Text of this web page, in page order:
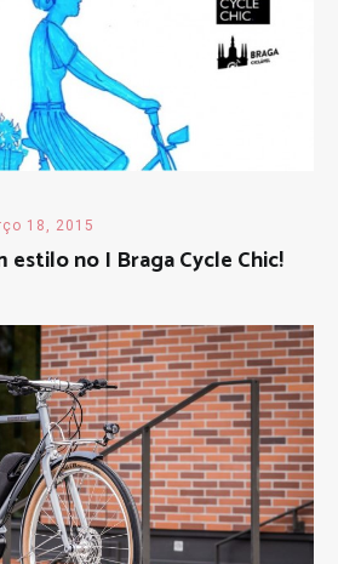
18, 2015
estilo no I Braga Cycle Chic!